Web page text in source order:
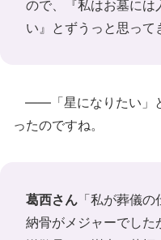
ので、『私はお墓には
い』とずうっと思って
――「星になりたい」
ったのですね。
葛西さん 「私が葬儀
納骨がメジャーでした